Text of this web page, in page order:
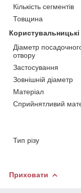
Кількість сегментів
Товщина
Діаметр
отвору
Застосування
Зовнішній діаметр
Матеріал
Сприйнятливий
Тип різу
Приховати